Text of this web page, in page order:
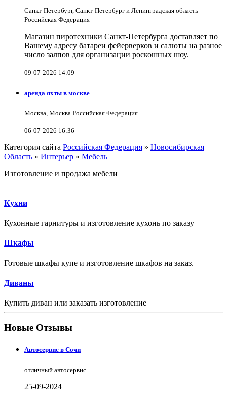
Санкт-Петербург, Санкт-Петербург и Ленинградская область
Российская Федерация
Магазин пиротехники Санкт-Петербурга доставляет по
Вашему адресу батареи фейерверков и салюты на разное
число залпов для организации роскошных шоу.
09-07-2026 14:09
аренда яхты в москве
Москва, Москва Российская Федерация
06-07-2026 16:36
Категория сайта Российская Федерация » Новосибирская
Область » Интерьер » Мебель
Изготовление и продажа мебели
Кухни
Кухонные гарнитуры и изготовление кухонь по заказу
Шкафы
Готовые шкафы купе и изготовление шкафов на заказ.
Диваны
Купить диван или заказать изготовление
Новые Отзывы
Автосервис в Сочи
отличный автосервис
25-09-2024